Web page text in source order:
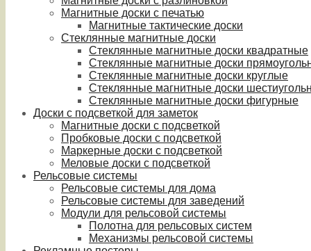
Магнитные доски с печатью
Магнитные тактические доски
Стеклянные магнитные доски
Стеклянные магнитные доски квадратные
Стеклянные магнитные доски
Стеклянные магнитные доски круглые
Стеклянные магнитные доски
Стеклянные магнитные доски фигурные
Доски с подсветкой для заметок
Магнитные доски с подсветкой
Пробковые доски с подсветкой
Маркерные доски с подсветкой
Меловые доски с подсветкой
Рельсовые системы
Рельсовые системы для дома
Рельсовые системы для заведений
Модули для рельсовой системы
Полотна для рельсовых систем
Механизмы рельсовой системы